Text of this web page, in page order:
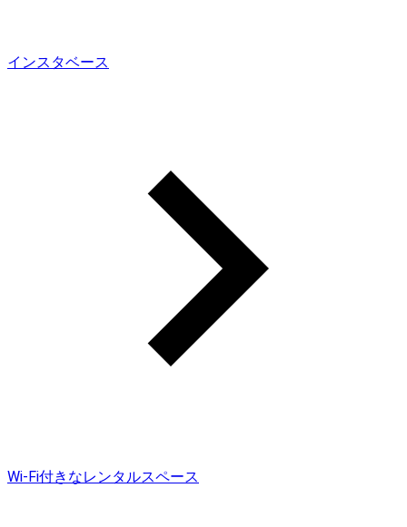
インスタベース
Wi-Fi付きなレンタルスペース